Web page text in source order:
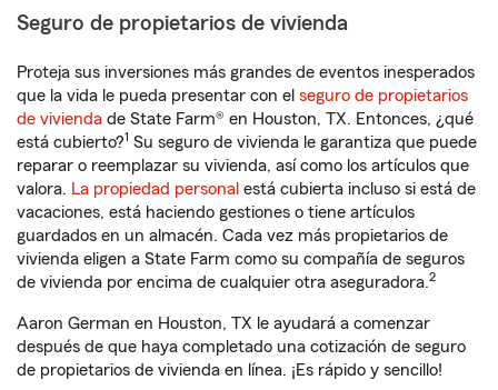
Seguro de propietarios de vivienda
Proteja sus inversiones más grandes de eventos inesperados
que la vida le pueda presentar con el seguro de propietarios
de vivienda de State Farm® en Houston, TX. Entonces, ¿qué
está cubierto?1 Su seguro de vivienda le garantiza que puede
reparar o reemplazar su vivienda, así como los artículos que
valora. La propiedad personal está cubierta incluso si está de
vacaciones, está haciendo gestiones o tiene artículos
guardados en un almacén. Cada vez más propietarios de
vivienda eligen a State Farm como su compañía de seguros
de vivienda por encima de cualquier otra aseguradora.2
Aaron German en Houston, TX le ayudará a comenzar
después de que haya completado una cotización de seguro
de propietarios de vivienda en línea. ¡Es rápido y sencillo!